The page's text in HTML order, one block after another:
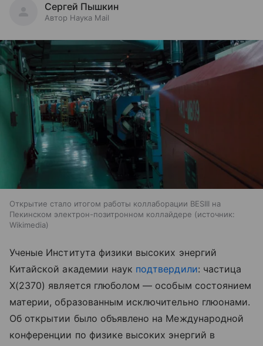
Сергей Пышкин
Автор Наука Mail
Открытие стало итогом работы коллаборации BESIII на
Пекинском электрон-позитронном коллайдере
источник:
Wikimedia
Ученые Института физики высоких энергий
Китайской академии наук подтвердили: частица
X(2370) является глюболом — особым состоянием
материи, образованным исключительно глюонами.
Об открытии было объявлено на Международной
конференции по физике высоких энергий в